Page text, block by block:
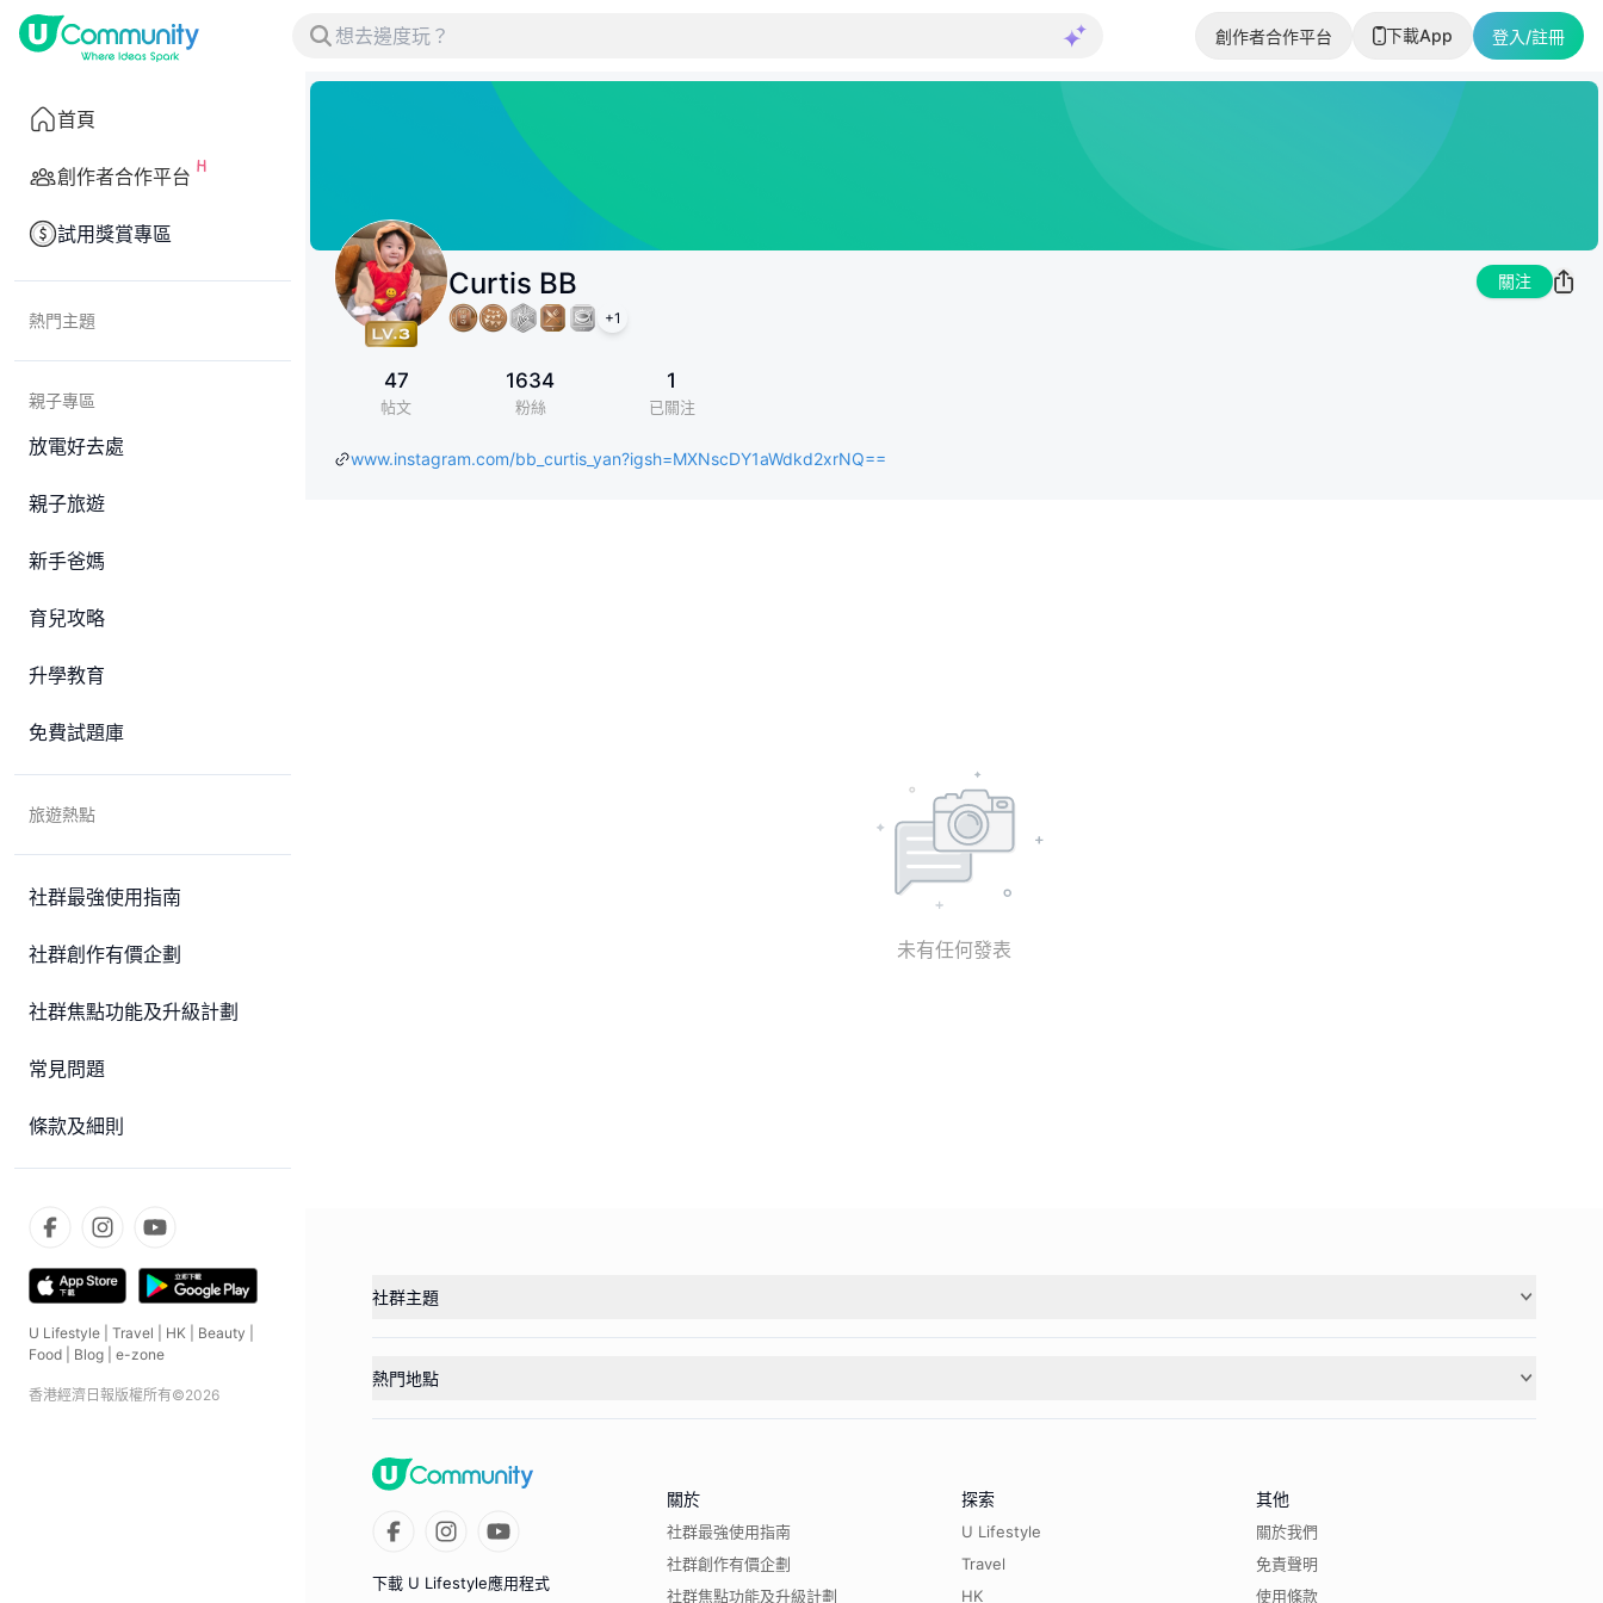
創作者合作平台 下載App 登入/註冊
首頁
創作者合作平台
試用獎賞專區
熱門主題
親子專區
放電好去處
親子旅遊
新手爸媽
育兒攻略
升學教育
免費試題庫
旅遊熱點
社群最強使用指南
社群創作有價企劃
社群焦點功能及升級計劃
常見問題
條款及細則
U Lifestyle Travel HK Beauty
Food
Blog e-zone
香港經濟日報版權所有©2026
Curtis BB
+1
關注
47
帖文
1634
粉絲
1
已關注
www.instagram.com/bb_curtis_yan?igsh=MXNscDY1aWdkd2xrNQ==
未有任何發表
社群主題
熱門地點
下載 U Lifestyle應用程式
關於
社群最強使用指南
社群創作有價企劃
社群焦點功能及升級計劃
探索
U Lifestyle
Travel
HK
其他
關於我們
免責聲明
使用條款